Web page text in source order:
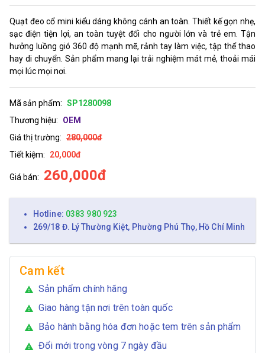
Quạt đeo cổ mini kiểu dáng không cánh an toàn. Thiết kế gọn nhẹ,
sạc điện tiện lợi, an toàn tuyệt đối cho người lớn và trẻ em. Tận
hưởng luồng gió 360 độ mạnh mẽ, rảnh tay làm việc, tập thể thao
hay di chuyển. Sản phẩm mang lại trải nghiệm mát mẻ, thoải mái
mọi lúc mọi nơi.
Mã sản phẩm: SP1280098
Thương hiệu:
OEM
Giá thị trường: 280,000đ
Tiết kiệm:
20,000đ
Giá bán: 260,000đ
Hotline: 0383 980 923
269/18 Đ. Lý Thường Kiệt, Phường Phú Thọ, Hồ Chí Minh
Cam kết
warning Sản phẩm chính hãng
warning Giao hàng tận nơi trên toàn quốc
warning Bảo hành bằng hóa đơn hoặc tem trên sản phẩm
warning Đổi mới trong vòng 7 ngày đầu